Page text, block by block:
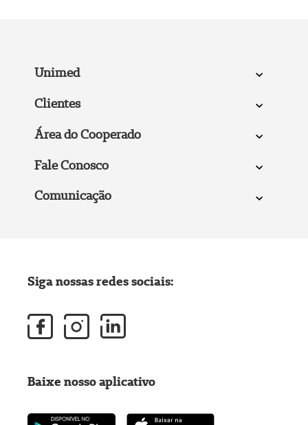
Unimed
Clientes
Área do Cooperado
Fale Conosco
Comunicação
Siga nossas redes sociais:
Baixe nosso aplicativo